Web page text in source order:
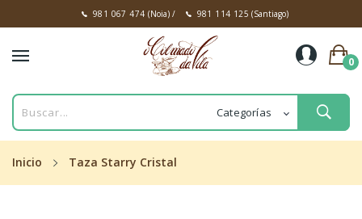
981 067 474 (Noia)/ 981 114 125 (Santiago)
0
Inicio Taza Starry Cristal